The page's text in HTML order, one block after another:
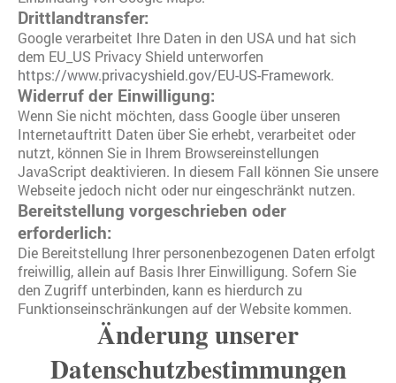
Drittlandtransfer:
Google verarbeitet Ihre Daten in den USA und hat sich
dem EU_US Privacy Shield unterworfen
https://www.privacyshield.gov/EU-US-Framework.
Widerruf der Einwilligung:
Wenn Sie nicht möchten, dass Google über unseren
Internetauftritt Daten über Sie erhebt, verarbeitet oder
nutzt, können Sie in Ihrem Browsereinstellungen
JavaScript deaktivieren. In diesem Fall können Sie unsere
Webseite jedoch nicht oder nur eingeschränkt nutzen.
Bereitstellung vorgeschrieben oder
erforderlich:
Die Bereitstellung Ihrer personenbezogenen Daten erfolgt
freiwillig, allein auf Basis Ihrer Einwilligung. Sofern Sie
den Zugriff unterbinden, kann es hierdurch zu
Funktionseinschränkungen auf der Website kommen.
Änderung unserer
Datenschutzbestimmungen